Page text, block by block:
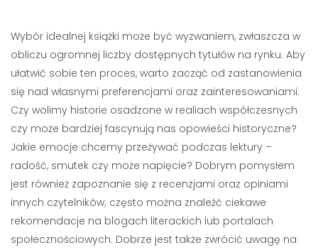
Wybór idealnej książki może być wyzwaniem, zwłaszcza w
obliczu ogromnej liczby dostępnych tytułów na rynku. Aby
ułatwić sobie ten proces, warto zacząć od zastanowienia
się nad własnymi preferencjami oraz zainteresowaniami.
Czy wolimy historie osadzone w realiach współczesnych
czy może bardziej fascynują nas opowieści historyczne?
Jakie emocje chcemy przeżywać podczas lektury –
radość, smutek czy może napięcie? Dobrym pomysłem
jest również zapoznanie się z recenzjami oraz opiniami
innych czytelników; często można znaleźć ciekawe
rekomendacje na blogach literackich lub portalach
społecznościowych. Dobrze jest także zwrócić uwagę na